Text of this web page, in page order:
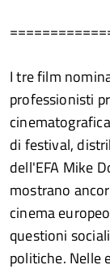
I tre film
professionisti
di festival,
dell'EFA Mike
mostrano
cinema
questioni
politiche. Nelle